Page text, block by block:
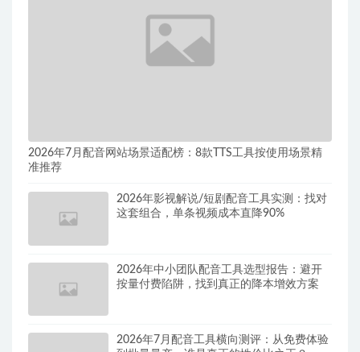
2026年7月配音网站场景适配榜：8款TTS工具按使用场景精
准推荐
2026年影视解说/短剧配音工具实测：找对
这套组合，单条视频成本直降90%
2026年中小团队配音工具选型报告：避开
按量付费陷阱，找到真正的降本增效方案
2026年7月配音工具横向测评：从免费体验